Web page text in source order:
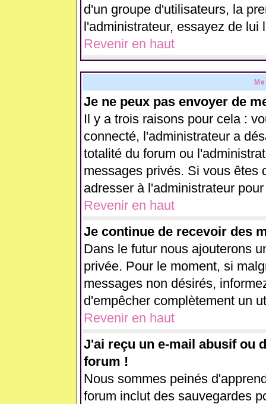
d'un groupe d'utilisateurs, la
l'administrateur, essayez de lui
Revenir en haut
Je ne peux pas envoyer de
Il y a trois raisons pour cela :
connecté, l'administrateur a
totalité du forum ou
messages privés. Si vous êtes
adresser à l'administrateur
Revenir en haut
Je continue de recevoir des
Dans le futur nous ajouterons
privée. Pour le moment, si
messages non désirés,
d'empêcher complètement un
Revenir en haut
J'ai reçu un e-mail abusif ou
forum !
Nous sommes peinés
forum inclut des sauvegardes